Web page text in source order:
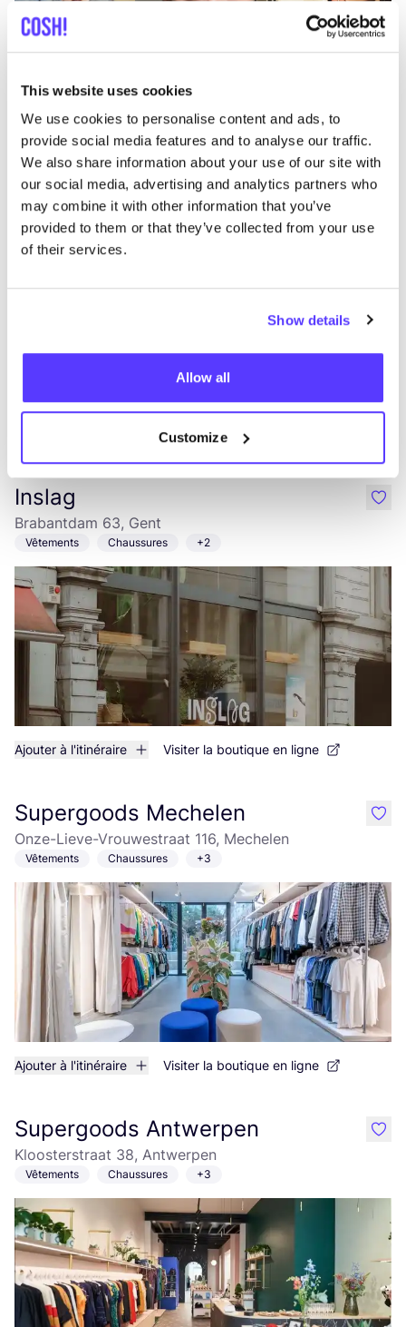
This website uses cookies
We use cookies to personalise content and ads, to
provide social media features and to analyse our traffic.
We also share information about your use of our site with
our social media, advertising and analytics partners who
may combine it with other information that you’ve
provided to them or that they’ve collected from your use
of their services.
Show details
Allow all
Customize
PreviousNext
Découvrez où acheter Kure
Inslag
Brabantdam 63, Gent
Vêtements Chaussures +2
Ajouter à l'itinéraire Visiter la boutique en ligne
like
Supergoods Mechelen
Onze-Lieve-Vrouwestraat 116, Mechelen
Vêtements Chaussures +3
Ajouter à l'itinéraire Visiter la boutique en ligne
like
Supergoods Antwerpen
Kloosterstraat 38, Antwerpen
Vêtements Chaussures +3
like